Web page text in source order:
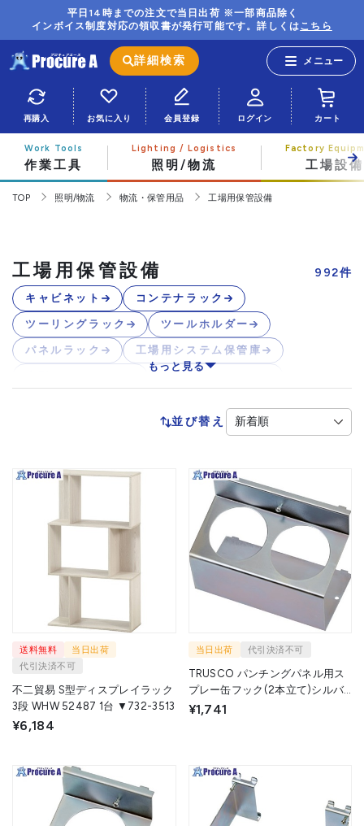
平日14時までの注文で当日出荷 ※一部商品除く
インボイス制度対応の領収書が発行可能です。詳しくはこちら
詳細検索
再購入 お気に入り 会員登録 ログイン カート
作業工具 照明/物流 工場設備
TOP 照明/物流 物流・保管用品 工場用保管設備
工場用保管設備 992件
キャビネット コンテナラック
ツーリングラック ツールホルダー
パネルラック 工場用システム保管庫
もっと見る
並び替え
送料無料
当日出荷
代引決済不可
不二貿易 S型ディスプレイラック
3段 WHW 52487 1台 ▼732-3513
¥6,184
当日出荷 代引決済不可
TRUSCO パンチングパネル用ス
プレー缶フック(2本立て)シルバ
¥1,741